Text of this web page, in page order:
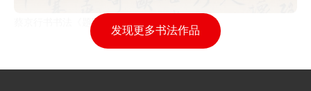
蔡京行书书法《题跋十八学士图》
发现更多书法作品